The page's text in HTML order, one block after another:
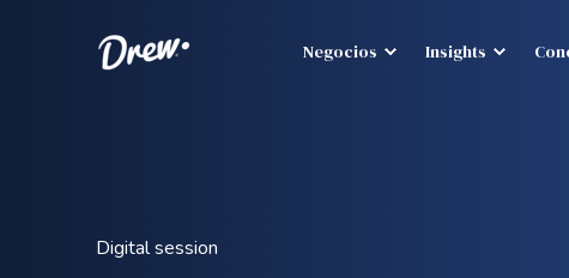
Negocios Insights
Digital session